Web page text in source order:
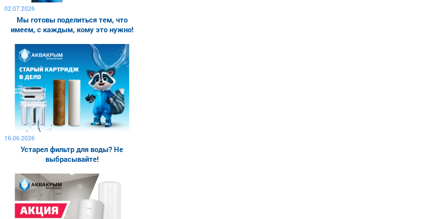
02.07.2026
Мы готовы поделиться тем, что
имеем, с каждым, кому это нужно!
16.06.2026
Устарел фильтр для воды? Не
выбрасывайте!